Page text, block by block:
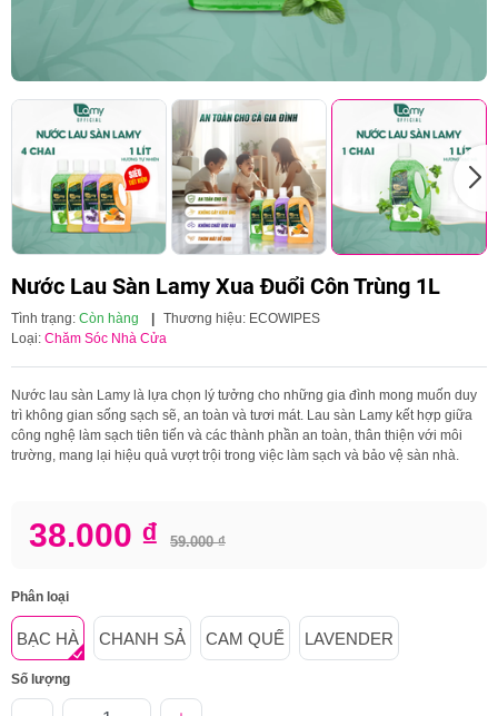
Nước Lau Sàn Lamy Xua Đuổi Côn Trùng 1L
Tình trạng: Còn hàng | Thương hiệu: ECOWIPES
Loại: Chăm Sóc Nhà Cửa
Nước lau sàn Lamy là lựa chọn lý tưởng cho những gia đình mong muốn duy
trì không gian sống sạch sẽ, an toàn và tươi mát. Lau sàn Lamy kết hợp giữa
công nghệ làm sạch tiên tiến và các thành phần an toàn, thân thiện với môi
trường, mang lại hiệu quả vượt trội trong việc làm sạch và bảo vệ sàn nhà.
38.000 ₫ 59.000 ₫
Phân loại
BẠC HÀ CHANH SẢ CAM QUẾ LAVENDER
Số lượng